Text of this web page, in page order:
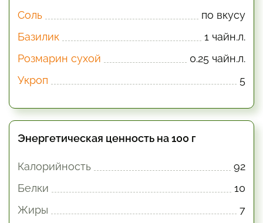
Соль
по вкусу
Базилик
1 чайн.л.
Розмарин сухой
0.25 чайн.л.
Укроп
5
Энергетическая ценность на 100 г
Калорийность
92
Белки
10
Жиры
7